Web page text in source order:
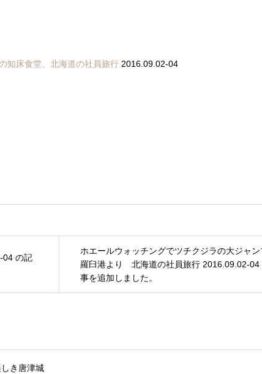
知床食堂、北海道の社員旅行 2016.09.02-04
04 の記
ホエールウォッチングでツチクジラの大ジャン
羅臼港より 北海道の社員旅行 2016.09.02-04
事を追加しました。
き唐津城